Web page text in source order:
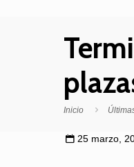
Inicio
25 marzo,